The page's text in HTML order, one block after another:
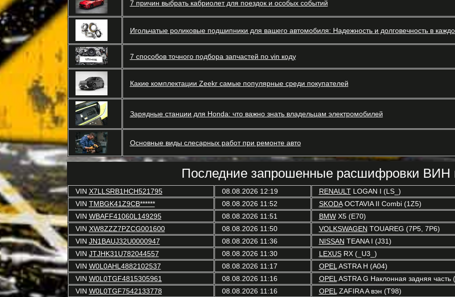
7 причин выбрать кабриолет для поездок и особых событий
Игольчатые роликовые подшипники для вашего автомобиля: Надежность и долговечность в
7 способов точного подбора запчастей по vin коду
Какие комплектации Zeekr самые популярные среди покупателей
Зарядные станции для Honda: что важно знать владельцам электромобилей
Основные виды слесарных работ при ремонте авто
Последние запрошенные расшифровки ВИН
VIN X7LLSRB1HCH521795 08.08.2026 12:19 RENAULTLOGAN I (LS_)
VIN TMBGK41Z9CB****** 08.08.2026 11:52 SKODAOCTAVIA II Combi (1Z5)
VIN WBAFF41060L149295 08.08.2026 11:51 BMWX5 (E70)
VIN XW8ZZZ7PZCG001600 08.08.2026 11:50 VOLKSWAGEN TOUAREG (7P5, 7P6)
VIN JN1BAUJ32U0000947 08.08.2026 11:36 NISSAN TEANA I (J31)
VIN JTJHK31U782044557 08.08.2026 11:30 LEXUSRX (_U3_)
VIN W0L0AHL4882102537 08.08.2026 11:17 OPELASTRA H (A04)
VIN W0L0TGF4815305961 08.08.2026 11:16 OPELASTRA G Наклонная задняя часть
VIN W0L0TGF7542133778 08.08.2026 11:16 OPELZAFIRA A вэн (T98)